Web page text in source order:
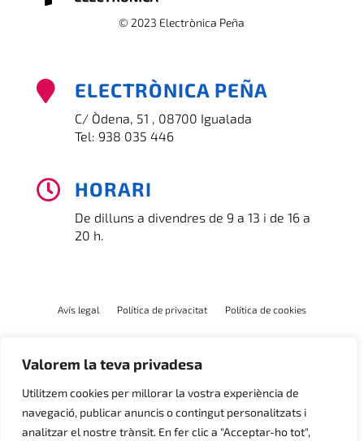
Valorem la teva privadesa
Utilitzem cookies per millorar la vostra experiència de
navegació, publicar anuncis o contingut personalitzats i
analitzar el nostre trànsit. En fer clic a "Acceptar-ho tot",
© 2023 Electrònica Peña
 ELECTRÒNICA PEÑA
C/ Òdena, 51 , 08700 Igualada
Tel: 938 035 446
 HORARI
De dilluns a divendres de 9 a 13 i de 16 a
20 h.
Avís legal Política de privacitat Política de cookies